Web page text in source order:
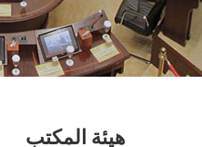
هيئة المكتب